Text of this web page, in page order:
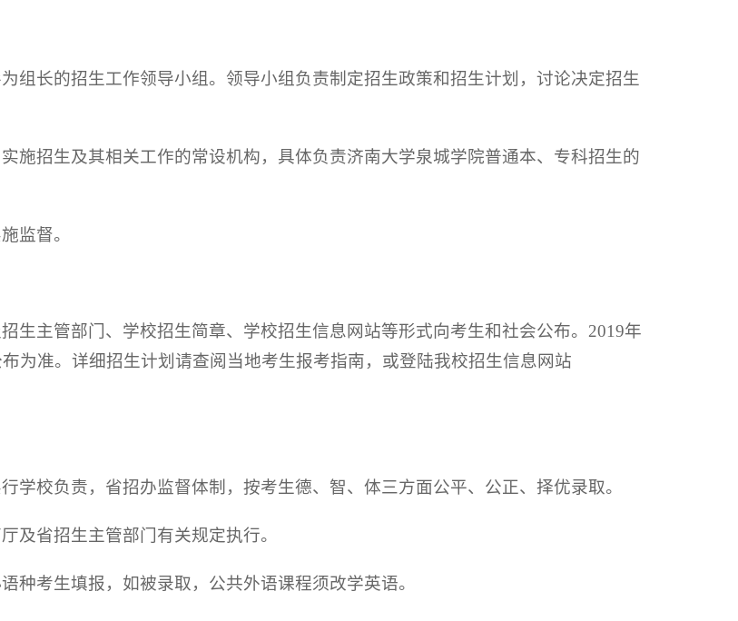
组长的招生工作领导小组。领导小组负责制定招生政策和招生计划，讨论决定招生
施招生及其相关工作的常设机构，具体负责济南大学泉城学院普通本、专科招生的
监督。
生主管部门、学校招生简章、学校招生信息网站等形式向考生和社会公布。2019年
为准。详细招生计划请查阅当地考生报考指南，或登陆我校招生信息网站
学校负责，省招办监督体制，按考生德、智、体三方面公平、公正、择优录取。
及省招生主管部门有关规定执行。
种考生填报，如被录取，公共外语课程须改学英语。